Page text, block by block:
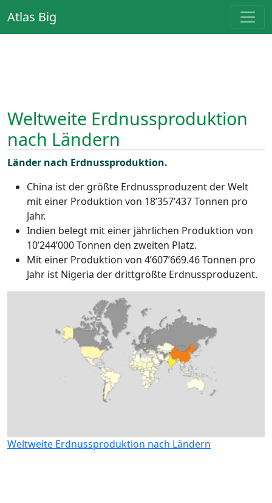
Atlas Big
Weltweite Erdnussproduktion
nach Ländern
Länder nach Erdnussproduktion.
China ist der größte Erdnussproduzent der Welt
mit einer Produktion von 18’357’437 Tonnen pro
Jahr.
Indien belegt mit einer jährlichen Produktion von
10’244’000 Tonnen den zweiten Platz.
Mit einer Produktion von 4’607’669.46 Tonnen pro
Jahr ist Nigeria der drittgrößte Erdnussproduzent.
Weltweite Erdnussproduktion nach Ländern